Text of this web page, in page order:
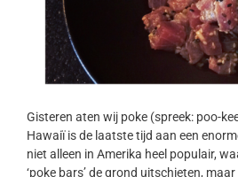
Gisteren aten wij poke (spreek: poo-
Hawaiï is de laatste tijd aan een
niet alleen in Amerika heel populair,
‘poke bars’ de grond uitschieten,